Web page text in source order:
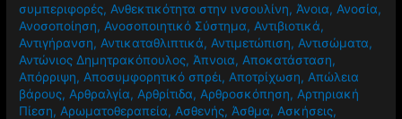
συμπεριφορές, Ανθεκτικότητα στην ινσουλίνη, Άνοια, Ανοσία,
Ανοσοποίηση, Ανοσοποιητικό Σύστημα, Αντιβιοτικά,
Αντιγήρανση, Αντικαταθλιπτικά, Αντιμετώπιση, Αντισώματα,
Αντώνιος Δημητρακόπουλος, Άπνοια, Αποκατάσταση,
Απόρριψη, Αποσυμφορητικό σπρέι, Αποτρίχωση, Απώλεια
βάρους, Αρθραλγία, Αρθρίτιδα, Αρθροσκόπηση, Αρτηριακή
Πίεση, Αρωματοθεραπεία, Ασθενής, Άσθμα, Ασκήσεις,